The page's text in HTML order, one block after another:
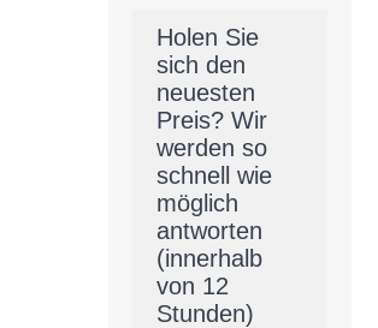
Holen Sie
sich den
neuesten
Preis? Wir
werden so
schnell wie
möglich
antworten
(innerhalb
von 12
Stunden)